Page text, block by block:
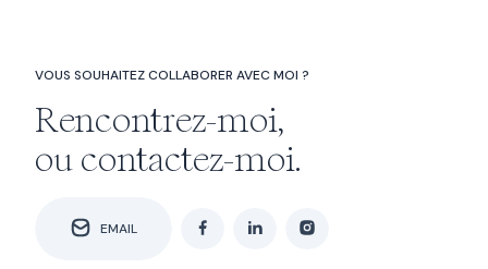
VOUS SOUHAITEZ COLLABORER AVEC MOI ?
Rencontrez-moi,
ou contactez-moi.
EMAIL